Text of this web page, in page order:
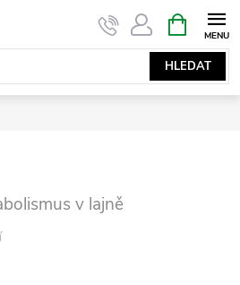
HLEDAT
NÁKUPNÍ
KOŠÍK
v lajně